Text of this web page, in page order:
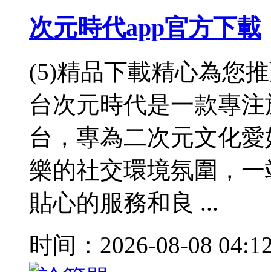
次元時代app官方下載
(5)精品下載精心為您
台次元時代是一款專
台，專為二次元文化
樂的社交環境氛圍，
貼心的服務和良 ...
时间：2026-08-08